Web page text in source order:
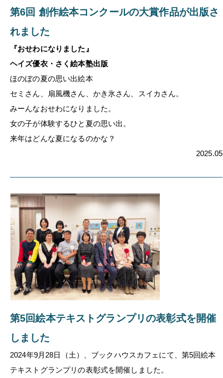
第6回 創作絵本コンクールの大賞作品が出版さ
れました
『おせわになりました』
ヘイズ優衣・さく絵本塾出版
ほのぼの夏の思い出絵本
セミさん、扇風機さん、かき氷さん、スイカさん。
みーんなおせわになりました。
女の子が体験するひと夏の思い出。
来年はどんな夏になるのかな？
2025.05
第5回絵本テキストグランプリの表彰式を開催
しました
2024年9月28日（土）、ブックハウスカフェにて、第5回絵本
テキストグランプリの表彰式を開催しました。